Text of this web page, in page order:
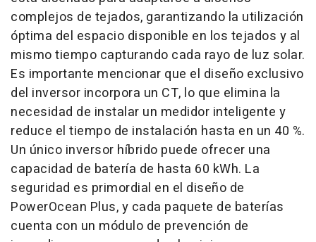
complejos de tejados, garantizando la utilización
óptima del espacio disponible en los tejados y al
mismo tiempo capturando cada rayo de luz solar.
Es importante mencionar que el diseño exclusivo
del inversor incorpora un CT, lo que elimina la
necesidad de instalar un medidor inteligente y
reduce el tiempo de instalación hasta en un 40 %.
Un único inversor híbrido puede ofrecer una
capacidad de batería de hasta 60 kWh. La
seguridad es primordial en el diseño de
PowerOcean Plus, y cada paquete de baterías
cuenta con un módulo de prevención de